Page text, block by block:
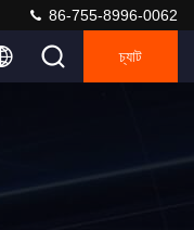
86-755-8996-0062
চ্যাট